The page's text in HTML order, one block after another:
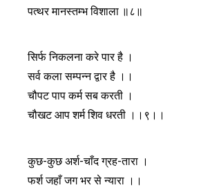
पत्थर मानस्तम्भ विशाला ॥८॥
सिर्फ निकलना करे पार है ।
सर्व कला सम्पन्न द्वार है ।।
चौपट पाप कर्म सब करती ।
चौखट आप शर्म शिव धरती ।।९।।
कुछ-कुछ अर्श-चाँद ग्रह-तारा ।
फर्श जहाँ जग भर से न्यारा ।।